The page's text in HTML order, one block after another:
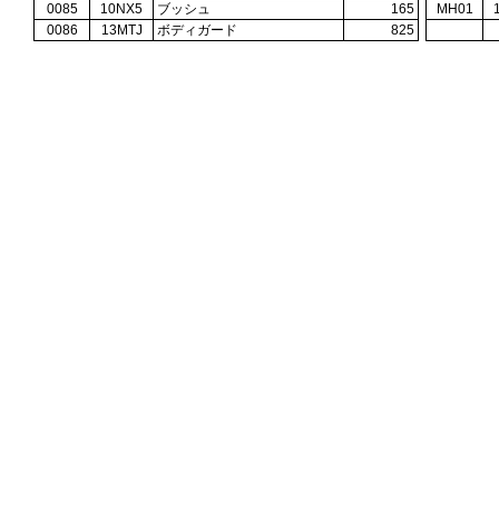
0085
10NX5 ブッシュ 165 MH01
0086
13MTJ ボディガード 825